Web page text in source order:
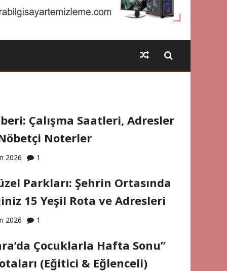
Çalışma Saatleri, Adresler
Noterler
2026 1
Parkları: Şehrin Ortasında
15 Yeşil Rota ve Adresleri
2026 1
Çocuklarla Hafta Sonu”
(Eğitici & Eğlenceli)